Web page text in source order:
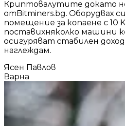
Криптовалутите докато
отBitminers.bg. Оборудвах
помещение за копаене с 10
поставихняколко машини
осигуряват стабилен
наглеждам.
Ясен Павлов
Варна